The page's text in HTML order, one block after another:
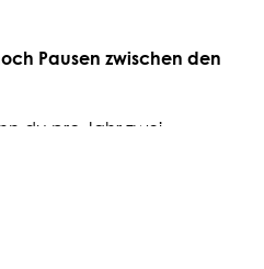
Pausen zwischen den
du pro Jahr zwei